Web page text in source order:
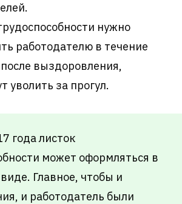
нужно
работодателю в течение
выздоровления,
уволить за прогул.
года листок
может оформляться в
Главное, чтобы и
и работодатель были